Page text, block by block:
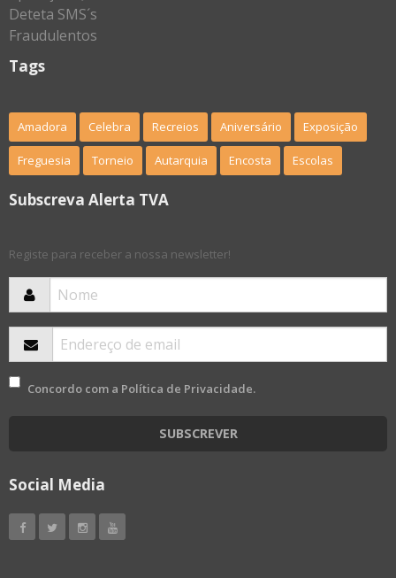
Tags
Amadora Celebra Recreios Aniversário Exposição
Freguesia Torneio Autarquia Encosta Escolas
Subscreva Alerta TVA
Registe para receber a nossa newsletter!
Concordo com a Política de Privacidade.
SUBSCREVER
Social Media